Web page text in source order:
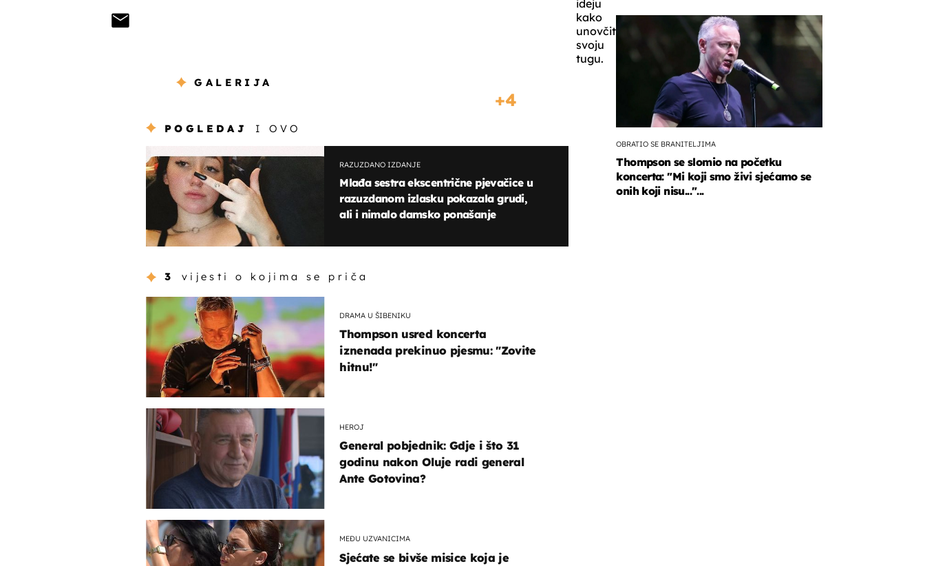
ideju
kako
unovčiti
svoju
tugu.
GALERIJA
4
POGLEDAJ I OVO
RAZUZDANO IZDANJE
Mlađa sestra ekscentrične pjevačice u
razuzdanom izlasku pokazala grudi,
ali i nimalo damsko ponašanje
3 vijesti o kojima se priča
DRAMA U ŠIBENIKU
Thompson usred koncerta
iznenada prekinuo pjesmu: "Zovite
hitnu!"
HEROJ
General pobjednik: Gdje i što 31
godinu nakon Oluje radi general
Ante Gotovina?
MEĐU UZVANICIMA
Sjećate se bivše misice koja je
OBRATIO SE BRANITELJIMA
Thompson se slomio na početku
koncerta: "Mi koji smo živi sjećamo se
onih koji nisu..."...